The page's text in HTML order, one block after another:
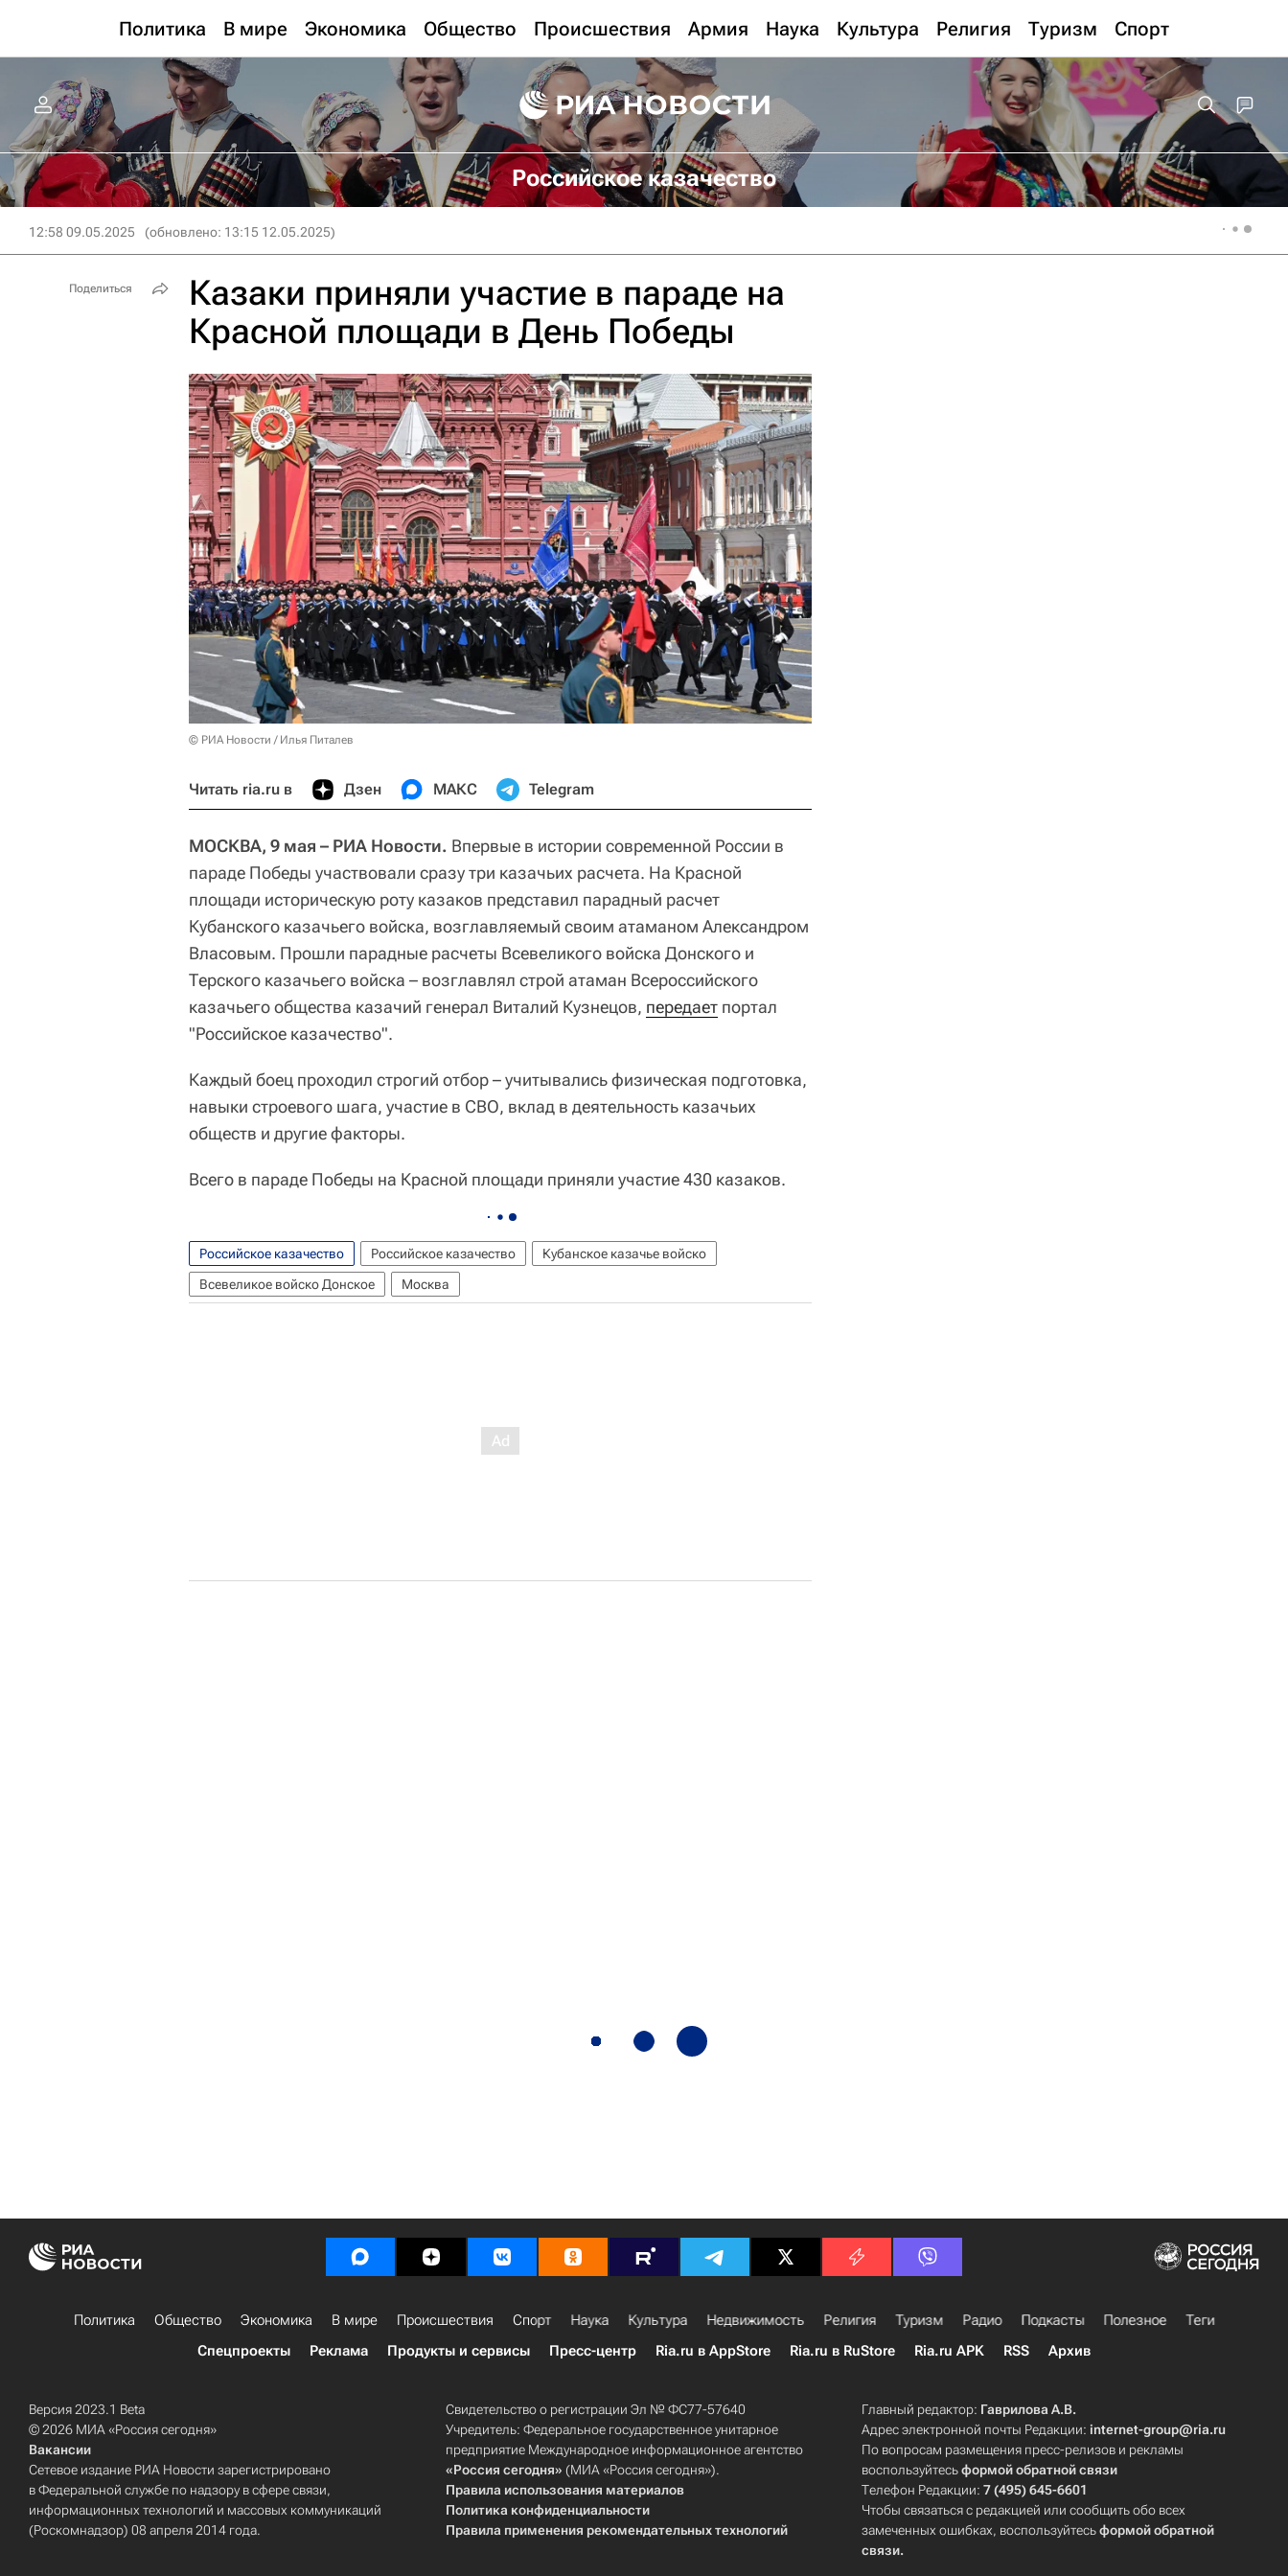
Политика В мире Экономика Общество Происшествия Армия Наука Культура Религия Туризм Спорт
Российское казачество
12:58 09.05.2025 (обновлено: 13:15 12.05.2025)
Казаки приняли участие в параде на
Красной площади в День Победы
© РИА Новости / Илья Питалев
Читать ria.ru в Дзен МАКС Telegram
МОСКВА, 9 мая – РИА Новости. Впервые в истории современной России в
параде Победы участвовали сразу три казачьих расчета. На Красной
площади историческую роту казаков представил парадный расчет
Кубанского казачьего войска, возглавляемый своим атаманом Александром
Власовым. Прошли парадные расчеты Всевеликого войска Донского и
Терского казачьего войска – возглавлял строй атаман Всероссийского
казачьего общества казачий генерал Виталий Кузнецов, передает портал
"Российское казачество".
Каждый боец проходил строгий отбор – учитывались физическая подготовка,
навыки строевого шага, участие в СВО, вклад в деятельность казачьих
обществ и другие факторы.
Всего в параде Победы на Красной площади приняли участие 430 казаков.
Российское казачество Российское казачество
Кубанское казачье войско
Всевеликое войско Донское
Москва
Поделиться
Политика Общество Экономика В мире Происшествия Спорт Наука Культура Недвижимость Религия Туризм Радио Подкасты Полезное
Теги
Спецпроекты
Реклама Продукты и сервисы Пресс-центр Ria.ru в AppStore Ria.ru в RuStore Ria.ru APK RSS Архив
Версия 2023.1 Beta
© 2026 МИА «Россия сегодня»
Вакансии
Сетевое издание РИА Новости зарегистрировано
в Федеральной службе по надзору в сфере связи,
информационных технологий и массовых коммуникаций
(Роскомнадзор) 08 апреля 2014 года.
Свидетельство о регистрации Эл № ФС77-57640
Учредитель: Федеральное государственное унитарное
предприятие Международное информационное агентство
«Россия сегодня» (МИА «Россия сегодня»).
Правила использования материалов
Политика конфиденциальности
Правила применения рекомендательных технологий
Главный редактор: Гаврилова А.В.
Адрес электронной почты Редакции:internet-group@ria.ru
По вопросам размещения пресс-релизов и рекламы
воспользуйтесьформой обратной связи
Телефон Редакции:7 (495) 645-6601
Чтобы связаться с редакцией или сообщить обо всех
замеченных ошибках, воспользуйтесьформой обратной
связи.